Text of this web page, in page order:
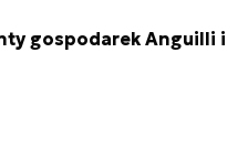
gospodarek Anguilli i